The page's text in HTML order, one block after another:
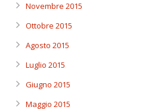
Novembre 2015
Ottobre 2015
Agosto 2015
Luglio 2015
Giugno 2015
Maggio 2015